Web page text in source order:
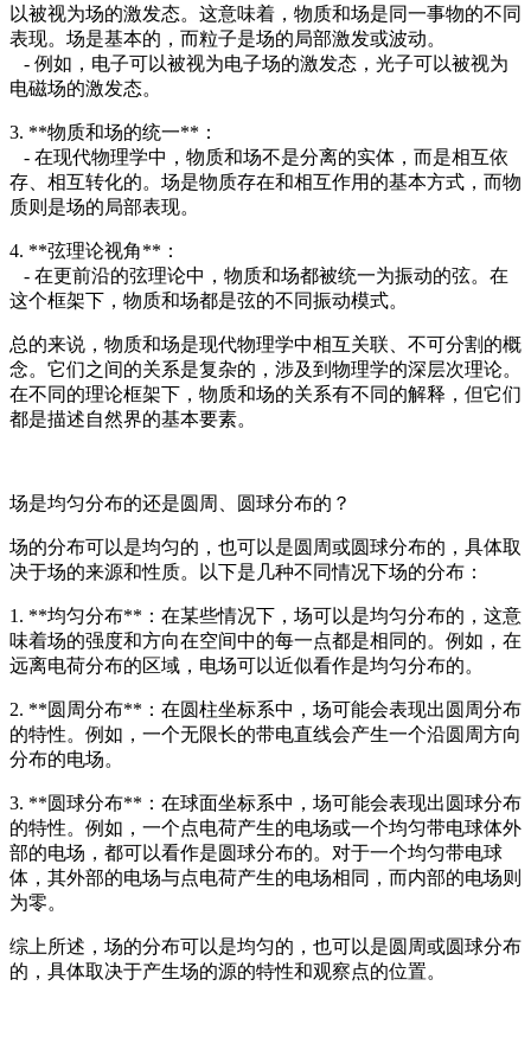
以被视为场的激发态。这意味着，物质和场是同一事物的不同
表现。场是基本的，而粒子是场的局部激发或波动。
- 例如，电子可以被视为电子场的激发态，光子可以被视为
电磁场的激发态。
3. **物质和场的统一**：
- 在现代物理学中，物质和场不是分离的实体，而是相互依
存、相互转化的。场是物质存在和相互作用的基本方式，而物
质则是场的局部表现。
4. **弦理论视角**：
- 在更前沿的弦理论中，物质和场都被统一为振动的弦。在
这个框架下，物质和场都是弦的不同振动模式。
总的来说，物质和场是现代物理学中相互关联、不可分割的概
念。它们之间的关系是复杂的，涉及到物理学的深层次理论。
在不同的理论框架下，物质和场的关系有不同的解释，但它们
都是描述自然界的基本要素。
场是均匀分布的还是圆周、圆球分布的？
场的分布可以是均匀的，也可以是圆周或圆球分布的，具体取
决于场的来源和性质。以下是几种不同情况下场的分布：
1. **均匀分布**：在某些情况下，场可以是均匀分布的，这意
味着场的强度和方向在空间中的每一点都是相同的。例如，在
远离电荷分布的区域，电场可以近似看作是均匀分布的。
2. **圆周分布**：在圆柱坐标系中，场可能会表现出圆周分布
的特性。例如，一个无限长的带电直线会产生一个沿圆周方向
分布的电场。
3. **圆球分布**：在球面坐标系中，场可能会表现出圆球分布
的特性。例如，一个点电荷产生的电场或一个均匀带电球体外
部的电场，都可以看作是圆球分布的。对于一个均匀带电球
体，其外部的电场与点电荷产生的电场相同，而内部的电场则
为零。
综上所述，场的分布可以是均匀的，也可以是圆周或圆球分布
的，具体取决于产生场的源的特性和观察点的位置。